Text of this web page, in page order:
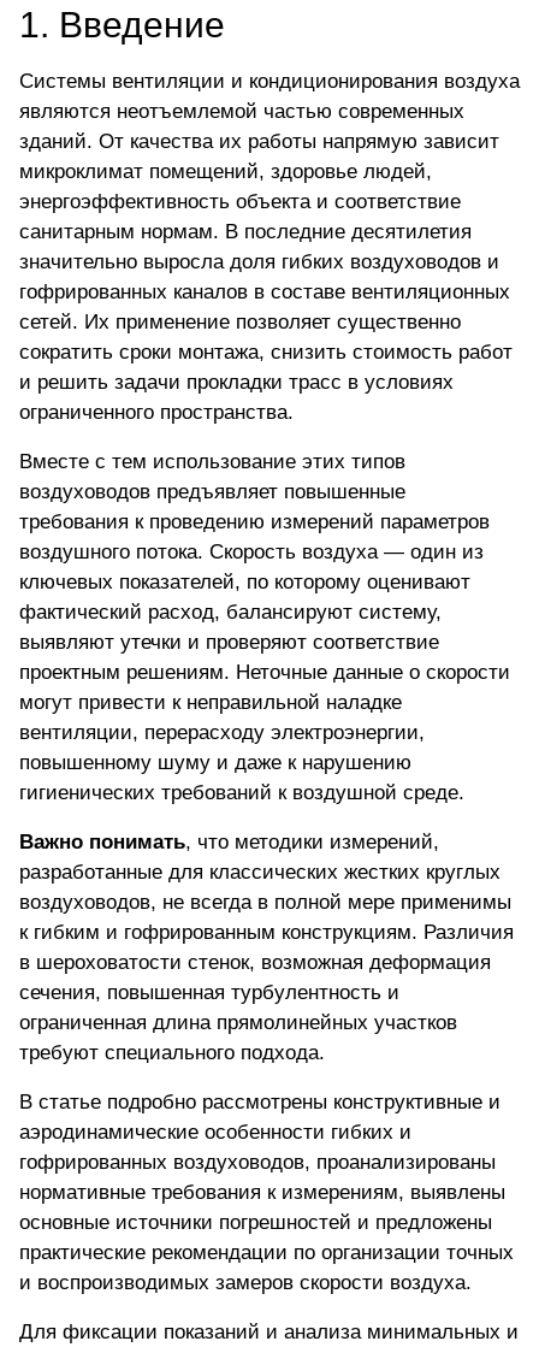
1. Введение
Системы вентиляции и кондиционирования воздуха
являются неотъемлемой частью современных
зданий. От качества их работы напрямую зависит
микроклимат помещений, здоровье людей,
энергоэффективность объекта и соответствие
санитарным нормам. В последние десятилетия
значительно выросла доля гибких воздуховодов и
гофрированных каналов в составе вентиляционных
сетей. Их применение позволяет существенно
сократить сроки монтажа, снизить стоимость работ
и решить задачи прокладки трасс в условиях
ограниченного пространства.
Вместе с тем использование этих типов
воздуховодов предъявляет повышенные
требования к проведению измерений параметров
воздушного потока. Скорость воздуха — один из
ключевых показателей, по которому оценивают
фактический расход, балансируют систему,
выявляют утечки и проверяют соответствие
проектным решениям. Неточные данные о скорости
могут привести к неправильной наладке
вентиляции, перерасходу электроэнергии,
повышенному шуму и даже к нарушению
гигиенических требований к воздушной среде.
Важно понимать, что методики измерений,
разработанные для классических жестких круглых
воздуховодов, не всегда в полной мере применимы
к гибким и гофрированным конструкциям. Различия
в шероховатости стенок, возможная деформация
сечения, повышенная турбулентность и
ограниченная длина прямолинейных участков
требуют специального подхода.
В статье подробно рассмотрены конструктивные и
аэродинамические особенности гибких и
гофрированных воздуховодов, проанализированы
нормативные требования к измерениям, выявлены
основные источники погрешностей и предложены
практические рекомендации по организации точных
и воспроизводимых замеров скорости воздуха.
Для фиксации показаний и анализа минимальных и